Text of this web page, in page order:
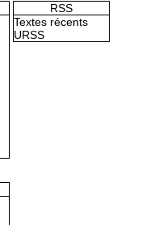
RSS
Textes récents
URSS